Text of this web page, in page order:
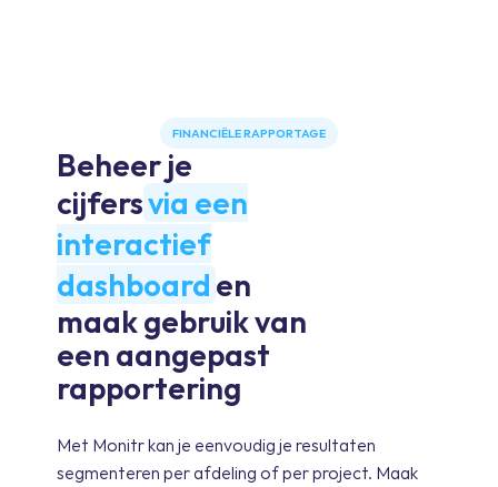
FINANCIËLE RAPPORTAGE
Beheer je
cijfersvia een
interactief
dashboard en
maak gebruik van
een aangepast
rapportering
Met Monitr kan je eenvoudig je resultaten
segmenteren per afdeling of per project. Maak